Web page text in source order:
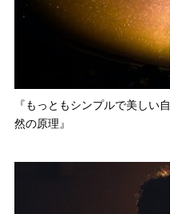
『もっともシンプルで美しい自
然の原理』